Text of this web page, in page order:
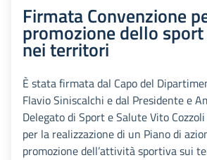
Firmata Convenzione
promozione dello
nei territori
È stata firmata dal Capo del
Flavio Siniscalchi e dal Presidente e
Delegato di Sport e Salute Vito
per la realizzazione di un Piano di
promozione dell’attività sportiva sui